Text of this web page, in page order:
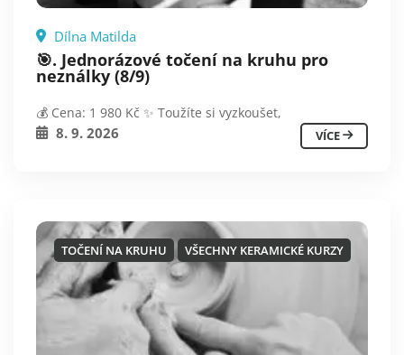
Dílna Matilda
🎯. Jednorázové točení na kruhu pro
neználky (8/9)
💰 Cena: 1 980 Kč ✨ Toužíte si vyzkoušet,
8. 9. 2026 VÍCE
TOČENÍ NA KRUHU VŠECHNY KERAMICKÉ KURZY